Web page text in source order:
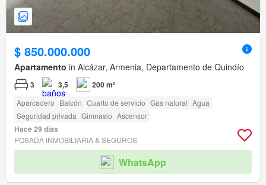
$ 850.000.000
Apartamento in Alcázar, Armenia, Departamento de Quindío
3 3,5 200 m²
Aparcadero Balcón Cuarto de servicio Gas natural Agua
Seguridad privada Gimnasio Ascensor
Hace 29 días
POSADA INMOBILIARIA & SEGUROS
WhatsApp